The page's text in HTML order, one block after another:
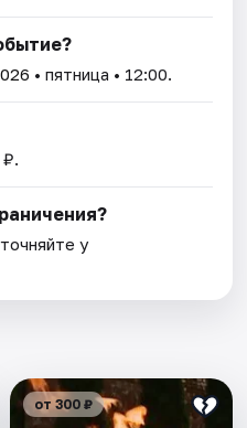
• пятница • 12:00.
₽.
у
от 300 ₽